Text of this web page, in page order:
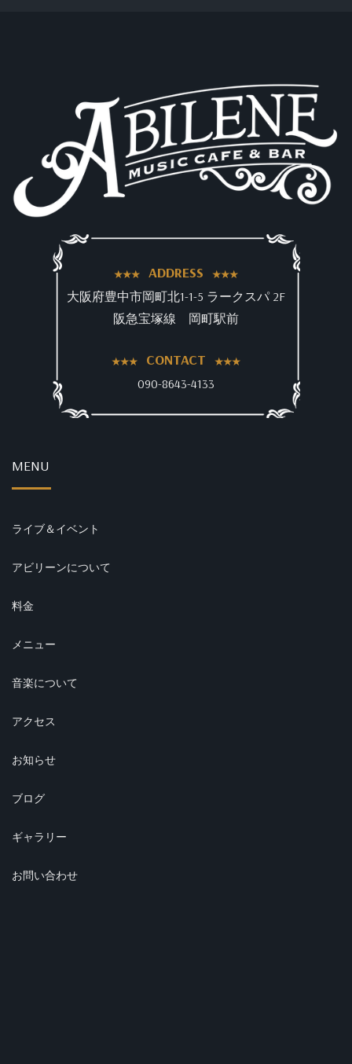
ADDRESS
大阪府豊中市岡町北1-1-5 ラークスパ 2F
阪急宝塚線 岡町駅前
CONTACT
090-8643-4133
MENU
ライブ＆イベント
アビリーンについて
料金
メニュー
音楽について
アクセス
お知らせ
ブログ
ギャラリー
お問い合わせ